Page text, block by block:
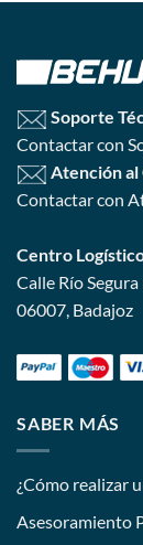
Soporte
Contactar con
Atención al
Contactar con
Centro
Calle Río
06007, Badajoz
SABER MÁS
¿Cómo realizar
Asesoramiento